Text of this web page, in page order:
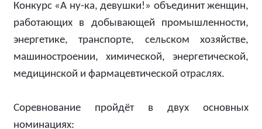
Конкурс «А ну-ка, девушки!» объединит женщин,
работающих в добывающей промышленности,
энергетике, транспорте, сельском хозяйстве,
машиностроении, химической, энергетической,
медицинской и фармацевтической отраслях.
Соревнование пройдёт в двух основных
номинациях: